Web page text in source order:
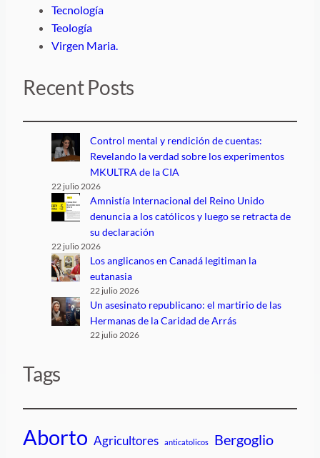
Tecnología
Teología
Virgen Maria.
Recent Posts
Control mental y rendición de cuentas:
Revelando la verdad sobre los experimentos
MKULTRA de la CIA
22 julio 2026
Amnistía Internacional del Reino Unido
denuncia a los católicos y luego se retracta de
su declaración
22 julio 2026
Los anglicanos en Canadá legitiman la
eutanasia
22 julio 2026
Un asesinato republicano: el martirio de las
Hermanas de la Caridad de Arrás
22 julio 2026
Tags
Aborto Agricultores anticatolicos Bergoglio